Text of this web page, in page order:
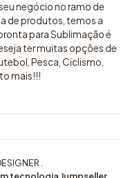
negócio no ramo de
de produtos, temos a
para Sublimação é
ter muitas opções de
Pesca, Ciclismo,
mais!!!
.